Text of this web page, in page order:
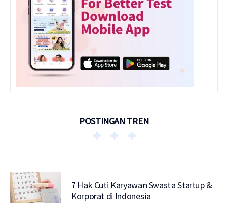
POSTINGAN TREN
7 Hak Cuti Karyawan Swasta Startup &
Korporat di Indonesia